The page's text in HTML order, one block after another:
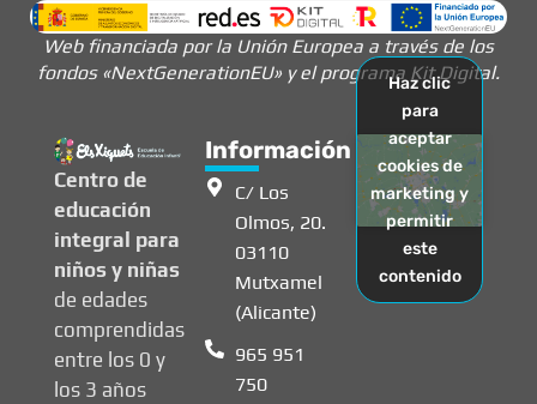
Web financiada por la Unión Europea a través de los
fondos «NextGenerationEU» y el programa Kit Digital.
Centro de
educación
integral para
niños y niñas
de edades
comprendidas
entre los 0 y
los 3 años
Información
C/ Los
Olmos, 20.
03110
Mutxamel
(Alicante)
965 951
750
Haz clic
para
aceptar
cookies de
marketing y
permitir
este
contenido